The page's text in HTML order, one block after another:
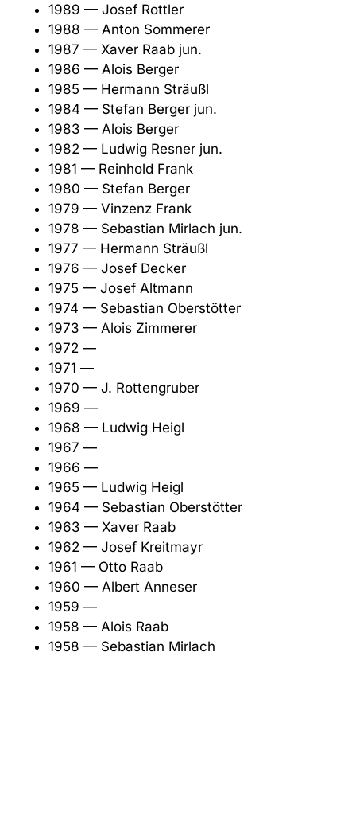
1989 — Josef Rottler
1988 — Anton Sommerer
1987 — Xaver Raab jun.
1986 — Alois Berger
1985 — Hermann Sträußl
1984 — Stefan Berger jun.
1983 — Alois Berger
1982 — Ludwig Resner jun.
1981 — Reinhold Frank
1980 — Stefan Berger
1979 — Vinzenz Frank
1978 — Sebastian Mirlach jun.
1977 — Hermann Sträußl
1976 — Josef Decker
1975 — Josef Altmann
1974 — Sebastian Oberstötter
1973 — Alois Zimmerer
1972 —
1971 —
1970 — J. Rottengruber
1969 —
1968 — Ludwig Heigl
1967 —
1966 —
1965 — Ludwig Heigl
1964 — Sebastian Oberstötter
1963 — Xaver Raab
1962 — Josef Kreitmayr
1961 — Otto Raab
1960 — Albert Anneser
1959 —
1958 — Alois Raab
1958 — Sebastian Mirlach